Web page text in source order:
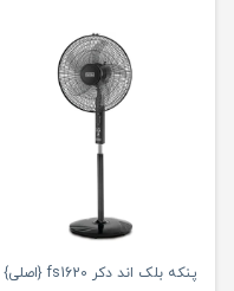
پنکه بلک اند دکر fs1620 {اصلی}